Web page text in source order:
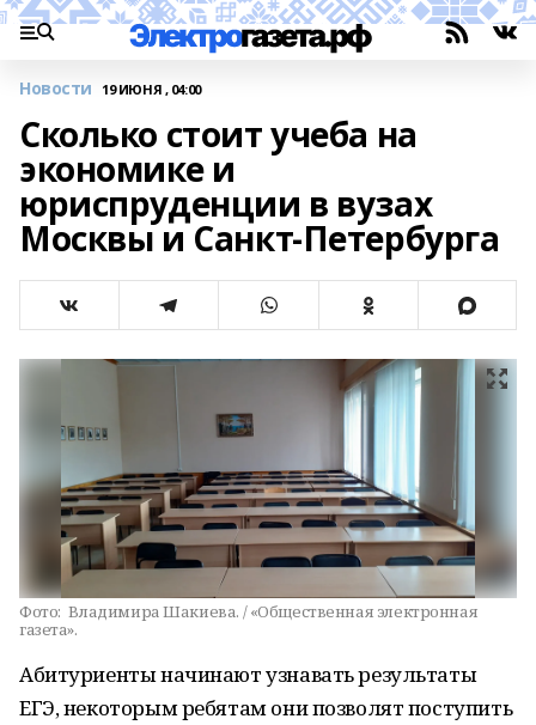
Новости 19 ИЮНЯ , 04:00
Сколько стоит учеба на
экономике и
юриспруденции в вузах
Москвы и Санкт-Петербурга
Фото: Владимира Шакиева. / «Общественная электронная
газета».
Абитуриенты начинают узнавать результаты
ЕГЭ, некоторым ребятам они позволят поступить